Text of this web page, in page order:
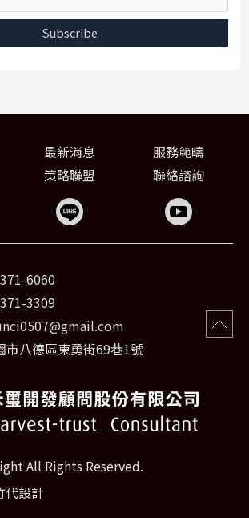
最新消息
服務範疇
策略聯盟 聯絡諮詢
All Rights Reserved.
代設計
6060
3309
市八德區東勇街69巷1號